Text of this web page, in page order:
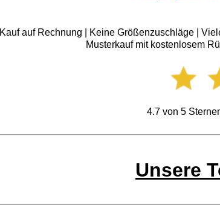
Kauf auf Rechnung | Keine Größenzuschläge |
Musterkauf mit kostenlosem
4.7von 5
Unsere